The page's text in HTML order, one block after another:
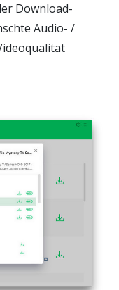
Download-
Audio- /